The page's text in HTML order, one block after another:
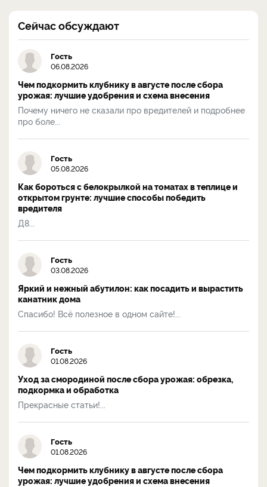
Сейчас обсуждают
Гость
06.08.2026
Чем подкормить клубнику в августе после сбора
урожая: лучшие удобрения и схема внесения
Почему ничего не сказали про вредителей и подробнее
про боле...
Гость
05.08.2026
Как бороться с белокрылкой на томатах в теплице и
открытом грунте: лучшие способы победить
вредителя
Д8...
Гость
03.08.2026
Яркий и нежный абутилон: как посадить и вырастить
канатник дома
Спасибо! Всё полезное в одном сайте!...
Гость
01.08.2026
Уход за смородиной после сбора урожая: обрезка,
подкормка и обработка
Прекрасные статьи!...
Гость
01.08.2026
Чем подкормить клубнику в августе после сбора
урожая: лучшие удобрения и схема внесения